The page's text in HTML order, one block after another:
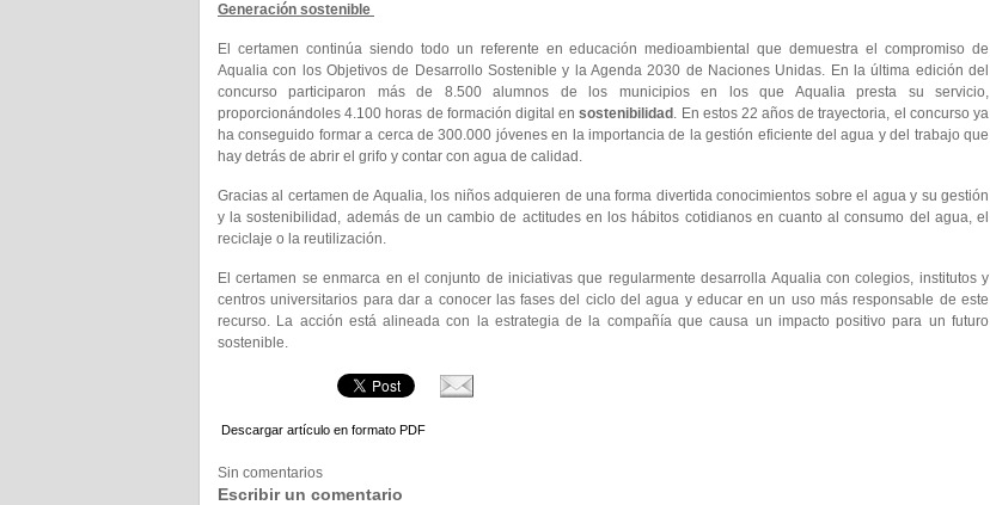
Generación sostenible
El certamen continúa siendo todo un referente en educación medioambiental que demuestra el compromiso de
Aqualia con los Objetivos de Desarrollo Sostenible y la Agenda 2030 de Naciones Unidas. En la última edición del
concurso participaron más de 8.500 alumnos de los municipios en los que Aqualia presta su servicio,
proporcionándoles 4.100 horas de formación digital ensostenibilidad . En estos 22 años de trayectoria, el concurso ya
ha conseguido formar a cerca de 300.000 jóvenes en la importancia de la gestión eficiente del agua y del trabajo que
hay detrás de abrir el grifo y contar con agua de calidad.
Gracias al certamen de Aqualia, los niños adquieren de una forma divertida conocimientos sobre el agua y su gestión
y la sostenibilidad, además de un cambio de actitudes en los hábitos cotidianos en cuanto al consumo del agua, el
reciclaje o la reutilización.
El certamen se enmarca en el conjunto de iniciativas que regularmente desarrolla Aqualia con colegios, institutos y
centros universitarios para dar a conocer las fases del ciclo del agua y educar en un uso más responsable de este
recurso. La acción está alineada con la estrategia de la compañía que causa un impacto positivo para un futuro
sostenible.
Descargar artículo en formato PDF
Sin comentarios
Escribir un comentario